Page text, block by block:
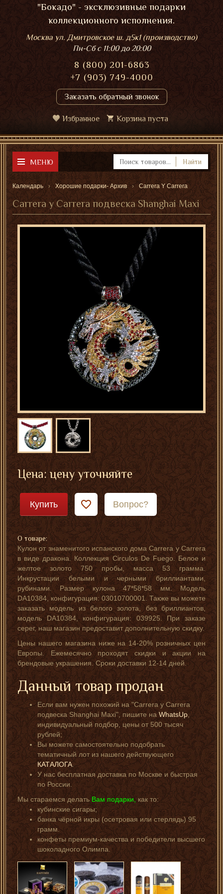
"Бокадо" - эксклюзивные подарки
коллекционного исполнения.
Москва ул. Дмитровское ш. д5к1 (производство)
Пн-Сбс 11:00 до 20:00
8 (800) 201-6863
+7 (903) 749-4000
Заказать обратный звонок
Избранное Корзина пуста
МЕНЮ Найти
Календарь Хорошие подарки- Архив Carrera Y Carrera
Carrera y Carrera подвеска Shanghai Maxi
Цена: цену уточняйте
Купить Вопрос?
О товаре:
Кулон от знаменитого испанского дома Carrera y Carrera
в виде дракона. Коллекция Circulos De Fuego. Белое и
желтое золото 750 пробы, масса 53 грамма.
Инкрустации белыми и черными бриллиантами,
рубинами. Размер кулона 47*58*58 мм. Модель
DA10384, конфигурация: 03010700001. Также вы можете
заказать модель из белого золота, без бриллиантов,
модель DA10384, конфигурация: 039925. При заказе
серег, наш магазин предоставит дополнительную скидку.
Цены нашего магазина ниже на 14-20% розничных цен
Европы. Ежемесячно проходят скидки и акции на
брендовые украшения. Сроки доставки 12-14 дней.
Данный товар продан
Если вам нужен похожий на "Carrera y Carrera
подвеска Shanghai Maxi", пишите на WhatsUp,
индивидуальный подбор, цены от 500 тысяч
рублей;
Вы можете самостоятельно подобрать
тематичный лот из нашего действующего
КАТАЛОГА.
У нас бесплатная доставка по Москве и быстрая
по России.
Мы стараемся делатьВам подарки,как то:
кубинские сигары;
банка чёрной икры (осетровая или стерлядь) 95
грамм.
конфеты премиум-качества и победители высшего
шоколадного Олимпа.